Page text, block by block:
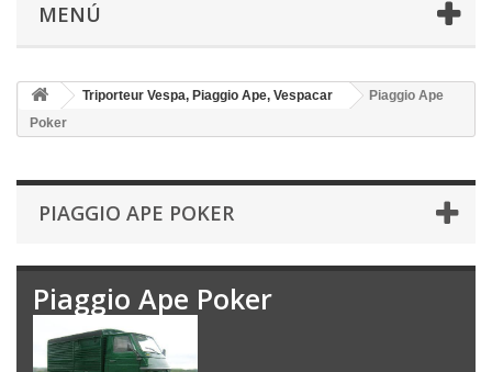
MENÚ
Triporteur Vespa, Piaggio Ape, Vespacar
Piaggio Ape
Poker
PIAGGIO APE POKER
Piaggio Ape Poker